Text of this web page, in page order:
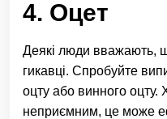
4. Оцет
Деякі люди вважають,
гикавці. Спробуйте
оцту або винного
неприємним, це може